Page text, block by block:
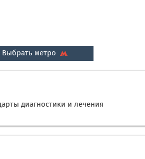
Выбрать метро
диагностики и лечения